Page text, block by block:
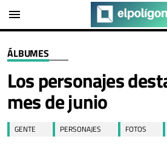
menu
ÁLBUMES
Los personajes
mes de junio
GENTE PERSONAJES FOTOS